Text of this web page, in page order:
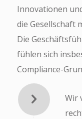
Innovationen
die Gesellschaft
Die
fühlen sich
Compliance-
Wir